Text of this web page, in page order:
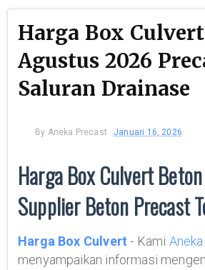
Harga Box
Agustus 2026
Saluran Drainase
By Aneka Precast Januari 16, 2026
Harga Box Culvert
Supplier Beton Precast
Harga Box Culvert - Kami
menyampaikan informasi